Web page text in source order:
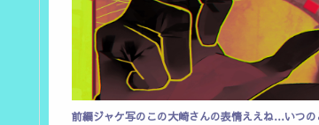
前編ジャケ写のこの大崎さんの表情ええね…いつ